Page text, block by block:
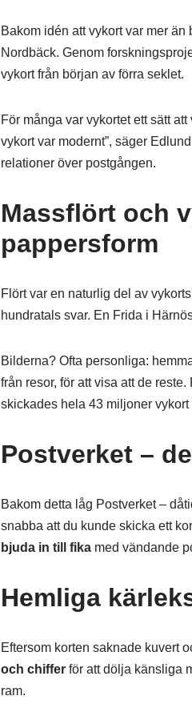
Bakom idén att vykort var mer
Nordbäck. Genom
vykort från början av förra seklet.
För många var vykortet ett sätt
vykort var modernt”, säger
relationer över postgången.
Massflört och
pappersform
Flört var en naturlig del av
hundratals svar. En Frida i
Bilderna? Ofta personliga:
från resor, för att visa att de
skickades hela 43 miljoner vykort
Postverket –
Bakom detta låg Postverket –
snabba att du kunde skicka ett
bjuda in till fikamed vändande
Hemliga
Eftersom korten saknade kuvert
och chifferför att dölja känsliga
ram.